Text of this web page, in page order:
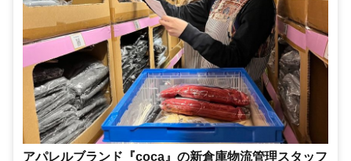
アパレルブランド『coca』の新倉庫物流管理スタッフ